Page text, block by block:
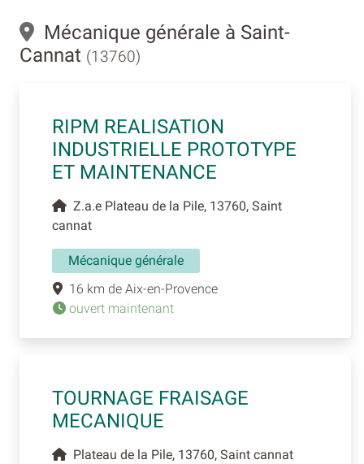
Mécanique générale à Saint-
Cannat (13760)
RIPM REALISATION
INDUSTRIELLE PROTOTYPE
ET MAINTENANCE
Z.a.e Plateau de la Pile, 13760, Saint
cannat
Mécanique générale
16 km de Aix-en-Provence
ouvert maintenant
TOURNAGE FRAISAGE
MECANIQUE
Plateau de la Pile, 13760, Saint cannat